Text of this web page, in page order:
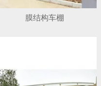
3 4
膜结构车棚